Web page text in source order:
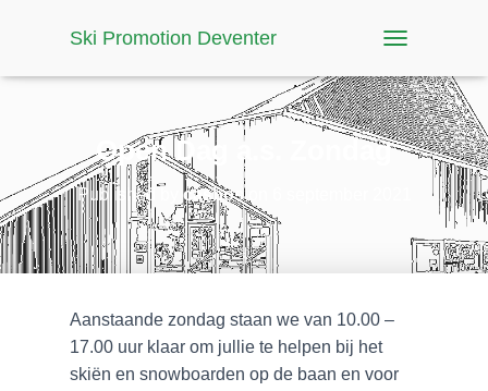
Ski Promotion Deventer
O
G
G
L
Open Dag a.s. Zondag
Published by casboson
Aanstaande zondag staan we van 10.00 –
17.00 uur klaar om jullie te helpen bij het
skiën en snowboarden op de baan en voor